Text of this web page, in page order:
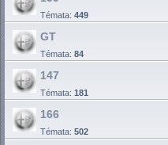
Témata: 449
GT
Témata: 84
147
Témata: 181
166
Témata: 502